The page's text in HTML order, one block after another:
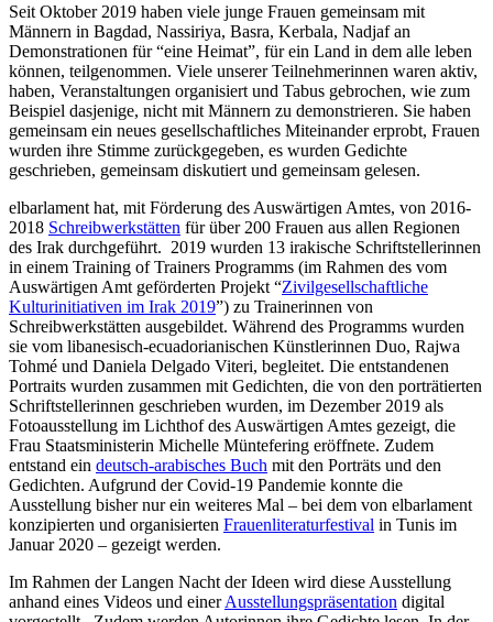
Seit Oktober 2019 haben viele junge Frauen gemeinsam mit
Männern in Bagdad, Nassiriya, Basra, Kerbala, Nadjaf an
Demonstrationen für “eine Heimat”, für ein Land in dem alle leben
können, teilgenommen. Viele unserer Teilnehmerinnen waren aktiv,
haben, Veranstaltungen organisiert und Tabus gebrochen, wie zum
Beispiel dasjenige, nicht mit Männern zu demonstrieren. Sie haben
gemeinsam ein neues gesellschaftliches Miteinander erprobt, Frauen
wurden ihre Stimme zurückgegeben, es wurden Gedichte
geschrieben, gemeinsam diskutiert und gemeinsam gelesen.
elbarlament hat, mit Förderung des Auswärtigen Amtes, von 2016-
2018 Schreibwerkstätten für über 200 Frauen aus allen Regionen
des Irak durchgeführt. 2019 wurden 13 irakische Schriftstellerinnen
in einem Training of Trainers Programms (im Rahmen des vom
Auswärtigen Amt geförderten Projekt “Zivilgesellschaftliche
Kulturinitiativen im Irak 2019”) zu Trainerinnen von
Schreibwerkstätten ausgebildet. Während des Programms wurden
sie vom libanesisch-ecuadorianischen Künstlerinnen Duo, Rajwa
Tohmé und Daniela Delgado Viteri, begleitet. Die entstandenen
Portraits wurden zusammen mit Gedichten, die von den porträtierten
Schriftstellerinnen geschrieben wurden, im Dezember 2019 als
Fotoausstellung im Lichthof des Auswärtigen Amtes gezeigt, die
Frau Staatsministerin Michelle Müntefering eröffnete. Zudem
entstand ein deutsch-arabisches Buch mit den Porträts und den
Gedichten. Aufgrund der Covid-19 Pandemie konnte die
Ausstellung bisher nur ein weiteres Mal – bei dem von elbarlament
konzipierten und organisierten Frauenliteraturfestival in Tunis im
Januar 2020 – gezeigt werden.
Im Rahmen der Langen Nacht der Ideen wird diese Ausstellung
anhand eines Videos und einerAusstellungspräsentation digital